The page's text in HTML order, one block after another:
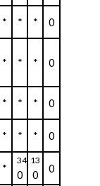
* * * 0
* * * 0
* * * 0
* * * 0
*
34
0
13
0 0